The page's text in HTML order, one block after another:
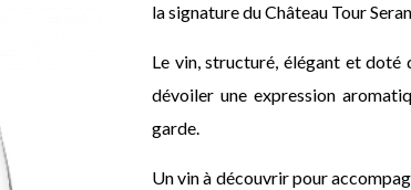
la signature du Château Tour
Le vin, structuré, élégant et doté
dévoiler une expression
garde.
Un vin à découvrir pour